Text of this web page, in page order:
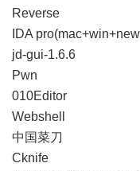
Reverse
IDA
jd-gui-1.6.6
Pwn
010Editor
Webshell
中国菜刀
Cknife